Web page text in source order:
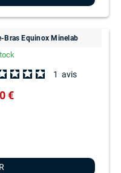
Bras Equinox Minelab
1 avis
€